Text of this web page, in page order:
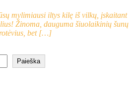
mylimiausi iltys kilę iš vilkų, įskaitant
Žinoma, dauguma šiuolaikinių šunų
bet […]
Paieška